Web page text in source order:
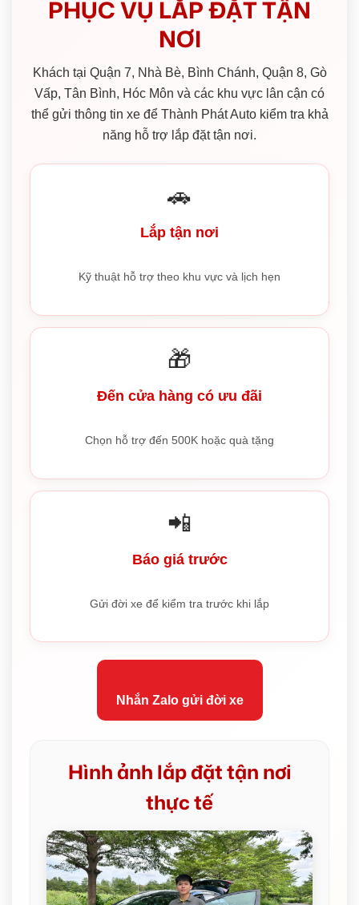
PHỤC VỤ LẮP ĐẶT TẬN
NƠI
Khách tại Quận 7, Nhà Bè, Bình Chánh, Quận 8, Gò
Vấp, Tân Bình, Hóc Môn và các khu vực lân cận có
thể gửi thông tin xe để Thành Phát Auto kiểm tra khả
năng hỗ trợ lắp đặt tận nơi.
🚗
Lắp tận nơi
Kỹ thuật hỗ trợ theo khu vực và lịch hẹn
🎁
Đến cửa hàng có ưu đãi
Chọn hỗ trợ đến 500K hoặc quà tặng
📲
Báo giá trước
Gửi đời xe để kiểm tra trước khi lắp
Nhắn Zalo gửi đời xe
Hình ảnh lắp đặt tận nơi
thực tế